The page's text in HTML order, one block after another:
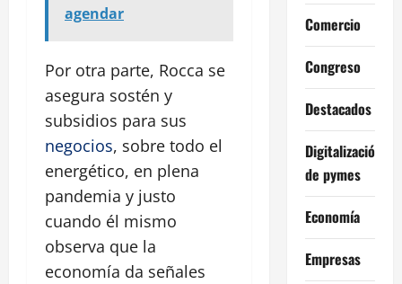
agendar
Por otra parte, Rocca se
asegura sostén y
subsidios para sus
negocios, sobre todo el
energético, en plena
pandemia y justo
cuando él mismo
observa que la
economía da señales
Comercio
Congreso
Destacados
Digitalización
de pymes
Economía
Empresas